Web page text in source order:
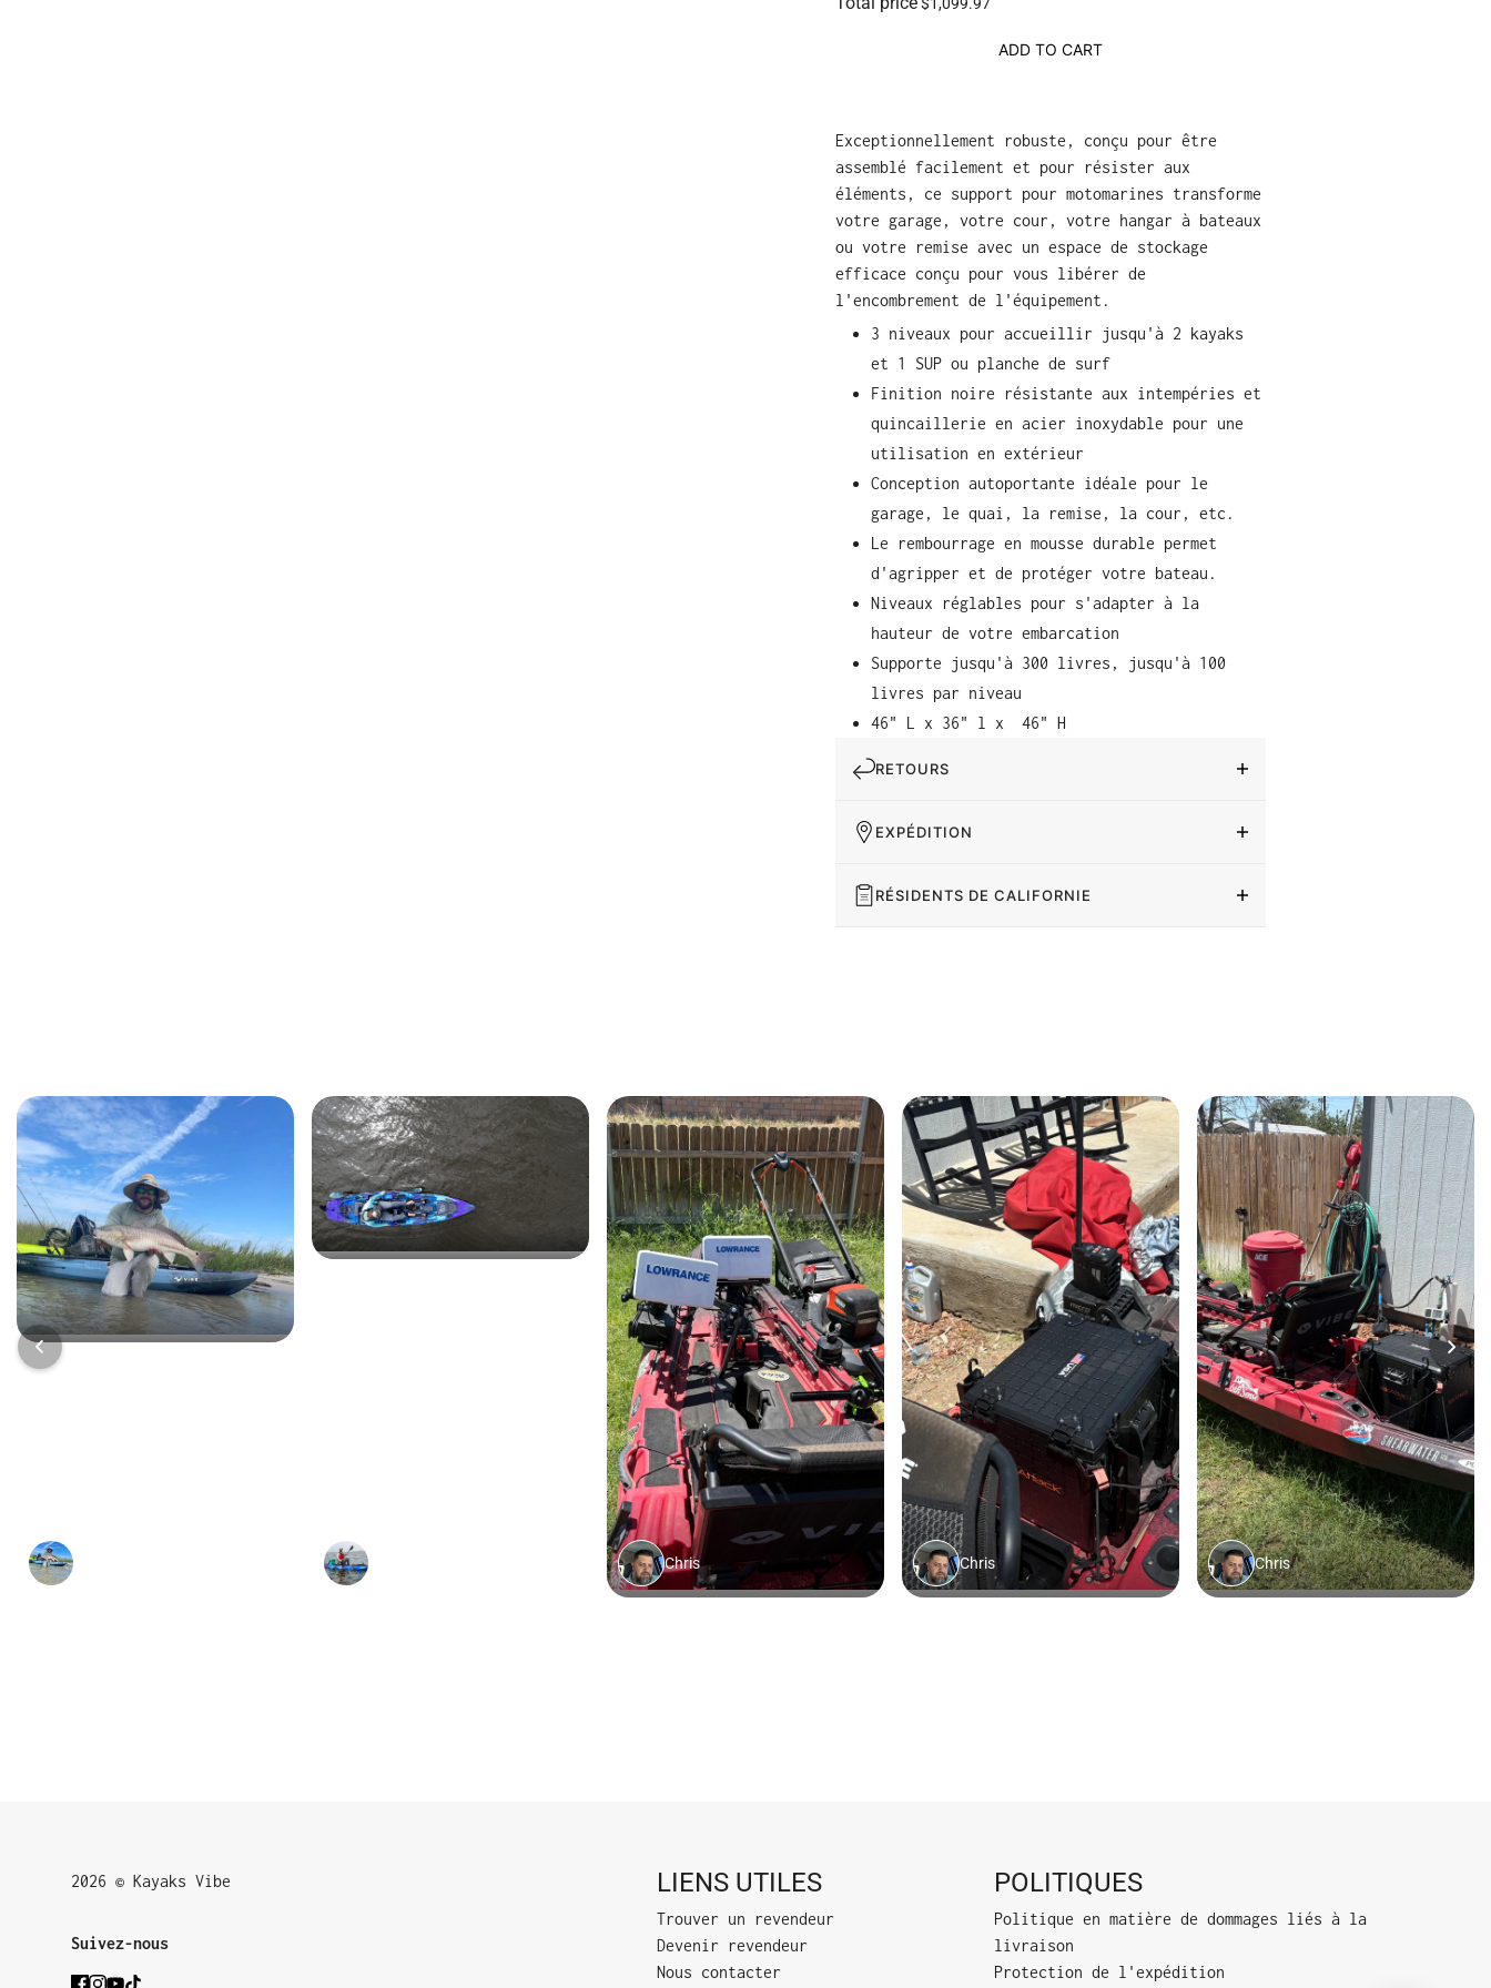
$1,099.97
ADD TO CART
Exceptionnellement robuste, conçu pour être
assemblé facilement et pour résister aux
éléments, ce support pour motomarines transforme
votre garage, votre cour, votre hangar à bateaux
ou votre remise avec un espace de stockage
efficace conçu pour vous libérer de
l'encombrement de l'équipement.
3 niveaux pour accueillir jusqu'à 2 kayaks
et 1 SUP ou planche de surf
Finition noire résistante aux intempéries et
quincaillerie en acier inoxydable pour une
utilisation en extérieur
Conception autoportante idéale pour le
garage, le quai, la remise, la cour, etc.
Le rembourrage en mousse durable permet
d'agripper et de protéger votre bateau.
Niveaux réglables pour s'adapter à la
hauteur de votre embarcation
Supporte jusqu'à 300 livres, jusqu'à 100
livres par niveau
46" L x 36" l x
46" H
RETOURS
EXPÉDITION
RÉSIDENTS DE CALIFORNIE
2026 © Kayaks Vibe
Suivez-nous
LIENS UTILES
Trouver un revendeur
Devenir revendeur
Nous contacter
POLITIQUES
Politique en matière de dommages liés à la
livraison
Protection de l'expédition